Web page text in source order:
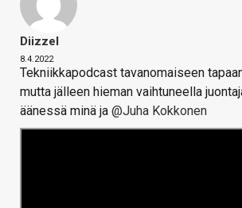
Diizzel
8.4.2022
Tekniikkapodcast tavanomaiseen
mutta jälleen hieman vaihtuneella
äänessä minä ja @Juha Kokkonen